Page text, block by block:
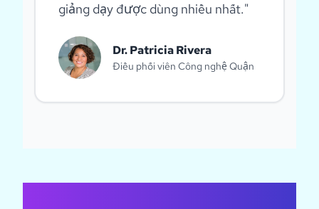
giảng dạy được dùng nhiều nhất."
Dr. Patricia Rivera
Điều phối viên Công nghệ Quận